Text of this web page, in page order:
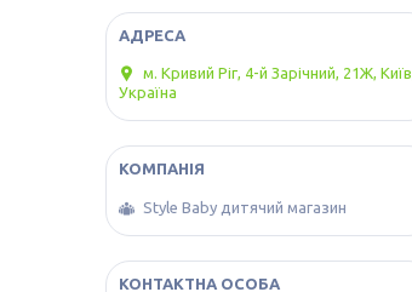
м. Кривий Ріг, 4-й Зарічний, 21Ж, Київ,
Україна
Style Baby дитячий магазин